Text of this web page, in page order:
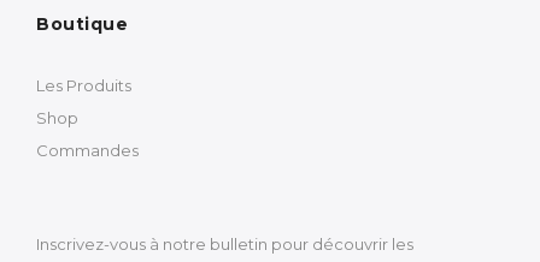
Boutique
Les Produits
Shop
Commandes
Inscrivez-vous à notre bulletin pour découvrir les